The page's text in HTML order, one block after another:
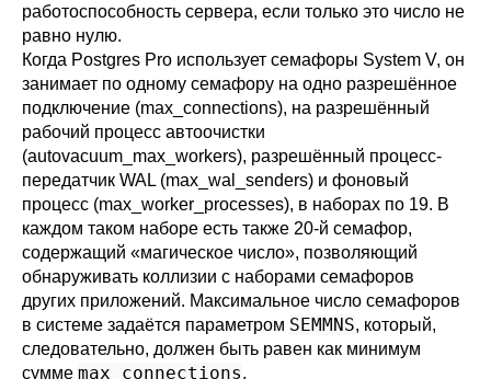
работоспособность сервера, если только это число не
равно нулю.
Когда Postgres Pro использует семафоры System V, он
занимает по одному семафору на одно разрешённое
подключение (max_connections), на разрешённый
рабочий процесс автоочистки
(autovacuum_max_workers), разрешённый процесс-
передатчик WAL (max_wal_senders) и фоновый
процесс (max_worker_processes), в наборах по 19. В
каждом таком наборе есть также 20-й семафор,
содержащий «магическое число», позволяющий
обнаруживать коллизии с наборами семафоров
других приложений. Максимальное число семафоров
в системе задаётся параметром SEMMNS, который,
следовательно, должен быть равен как минимум
сумме max_connections,